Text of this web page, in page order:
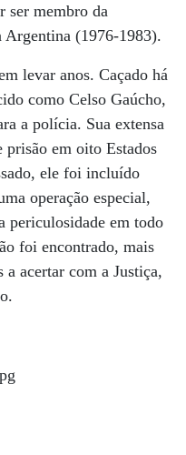
ser membro da
Argentina (1976-1983).
levar anos. Caçado há
como Celso Gaúcho,
a polícia. Sua extensa
em oito Estados
ele foi incluído
operação especial,
periculosidade em todo
foi encontrado, mais
a acertar com a Justiça,